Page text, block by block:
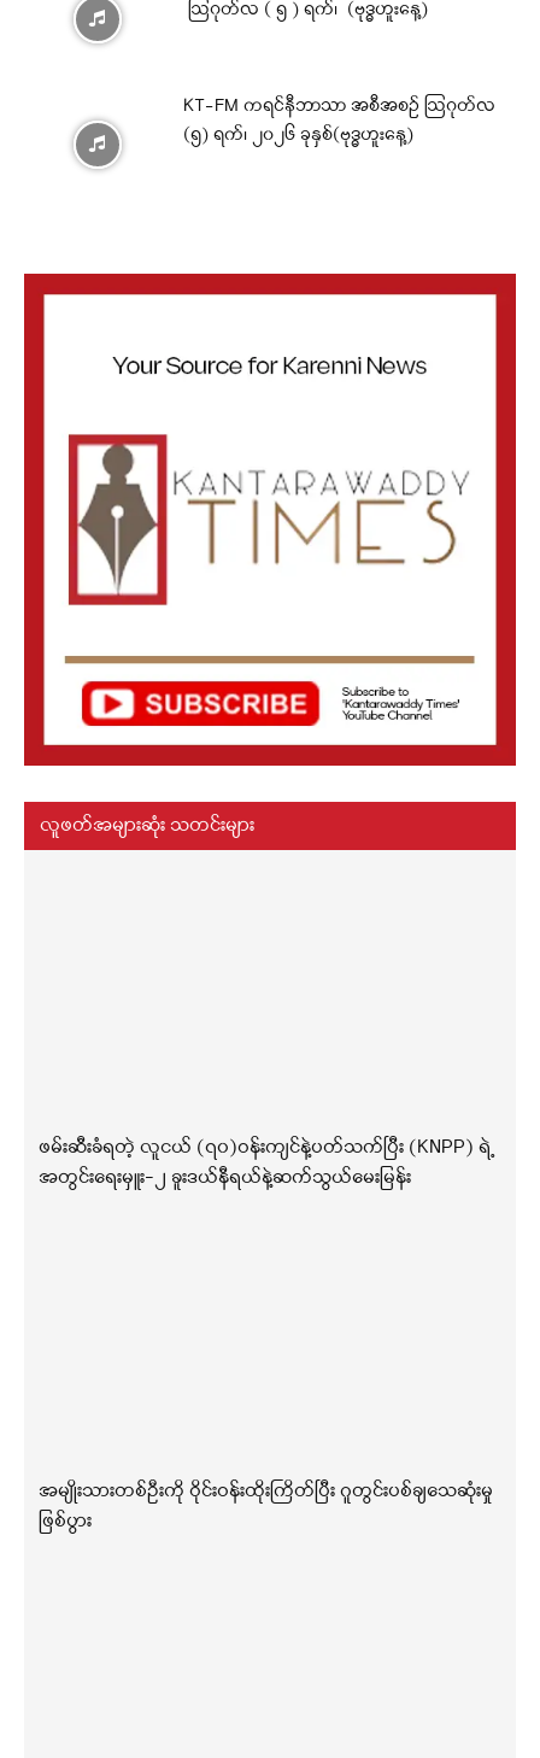
ဩဂုတ်လ ( ၅ ) ရက်၊ (ဗုဒ္ဓဟူးနေ့)
KT-FM ကရင်နီဘာသာ အစီအစဉ် ဩဂုတ်လ
(၅) ရက်၊ ၂၀၂၆ ခုနှစ်(ဗုဒ္ဓဟူးနေ့)
လူဖတ်အများဆုံး သတင်းများ
ဖမ်းဆီးခံရတဲ့ လူငယ် (၇၀)ဝန်းကျင်နဲ့ပတ်သက်ပြီး (KNPP) ရဲ့
အတွင်းရေးမှူး-၂ ခူးဒယ်နီရယ်နဲ့ဆက်သွယ်မေးမြန်း
အမျိုးသားတစ်ဦးကို ဝိုင်းဝန်းထိုးကြိတ်ပြီး ဂူတွင်းပစ်ချသေဆုံးမှု
ဖြစ်ပွား